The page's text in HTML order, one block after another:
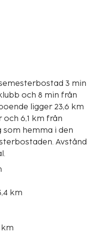
3 min
och 8 min från
6,1 km från
som hemma i den
Avstånd
km